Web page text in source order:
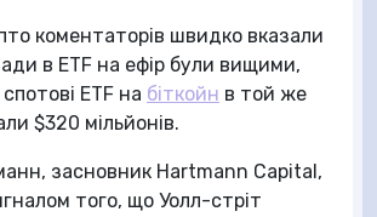
коментаторів швидко вказали
в ETF на ефір були вищими,
ETF на біткойн в той же
$320 мільйонів.
засновник Hartmann Capital,
того, що Уолл-стріт